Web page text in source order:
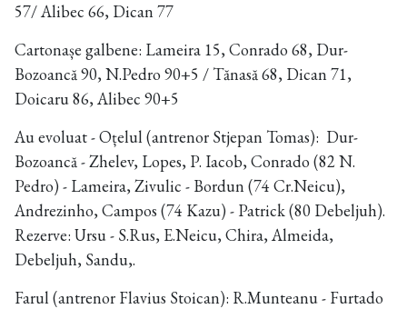
57/ Alibec 66, Dican 77
Cartonașe galbene: Lameira 15, Conrado 68, Dur-
Bozoancă 90, N.Pedro 90+5 / Tănasă 68, Dican 71,
Doicaru 86, Alibec 90+5
Au evoluat - Oțelul (antrenor Stjepan Tomas): Dur-
Bozoancă - Zhelev, Lopes, P. Iacob, Conrado (82 N.
Pedro) - Lameira, Zivulic - Bordun (74 Cr.Neicu),
Andrezinho, Campos (74 Kazu) - Patrick (80 Debeljuh).
Rezerve: Ursu - S.Rus, E.Neicu, Chira, Almeida,
Debeljuh, Sandu,.
Farul (antrenor Flavius Stoican): R.Munteanu - Furtado